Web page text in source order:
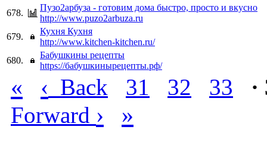
678.
Пузо2арбуза - готовим дома быстро, просто и вкусно
http://www.puzo2arbuza.ru
679.
Кухня Кухня
http://www.kitchen-kitchen.ru/
680.
Бабушкины рецепты
https://бабушкинырецепты.рф/
« ‹ Back 31 32 33
Forward › »